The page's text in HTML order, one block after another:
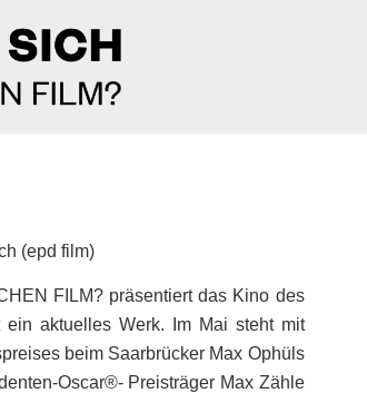
(epd film)
FILM? präsentiert das Kino des
ein aktuelles Werk. Im Mai steht mit
beim Saarbrücker Max Ophüls
Oscar®- Preisträger Max Zähle